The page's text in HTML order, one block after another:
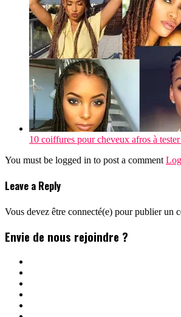
10 coiffures pour cheveux afros à
You must be logged in to post a comment
Leave a Reply
Vous devez être connecté(e) pour publier un
Envie de nous rejoindre ?